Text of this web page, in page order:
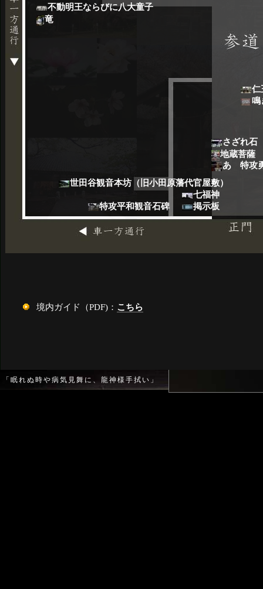
不動明王ならびに八大童子
地蔵菩薩
あゝ特攻
七福神
竜
世田谷観音本坊（旧小田原藩代官屋敷）
仁
鳴
掲示板
さざれ石
特攻平和観音石碑
境内ガイド（PDF)： こちら
「眠れぬ時や病気見舞に、龍神様手拭い」